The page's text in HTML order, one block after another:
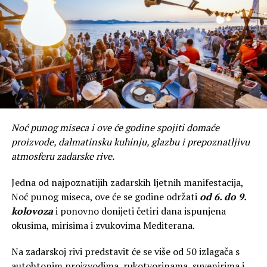
prostora ponuditi neke korisne učinke, i iznenadili smo
se kada smo pronašli tako značajnu i jasnu razliku
između onih koji žive blizu obalnih voda i onih koji žive
blizu kopnenih voda”, zaključuje Wu.
Rate this item: Submit Rating
No votes yet.
POVEZANE TEME : MORE ZDRAVLJE ŽIVOT
UP NEXT
TUNUARA 2025. / U Kalima tri dana tradicije, glazbe i
NE PROPUSTITE
Horoskop za 5. kolovoza 2025.
Noć punog miseca i ove će godine spojiti domaće
proizvode, dalmatinsku kuhinju, glazbu i prepoznatljivu
atmosferu zadarske rive.
Jedna od najpoznatijih zadarskih ljetnih manifestacija,
Noć punog miseca, ove će se godine održati od 6. do 9.
kolovozai ponovno donijeti četiri dana ispunjena
okusima, mirisima i zvukovima Mediterana.
Na zadarskoj rivi predstavit će se više od 50 izlagača s